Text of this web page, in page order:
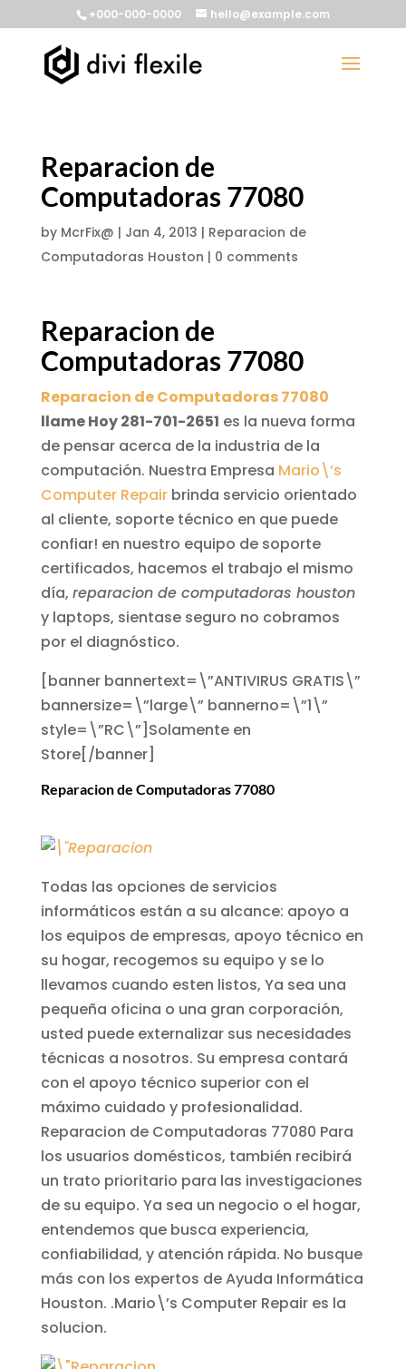
+000-000-0000 hello@example.com
Reparacion de
Computadoras 77080
by McrFix@ | Jan 4, 2013 | Reparacion de
Computadoras Houston | 0 comments
Reparacion de
Computadoras 77080
Reparacion de Computadoras 77080
llame Hoy 281-701-2651 es la nueva forma
de pensar acerca de la industria de la
computación. Nuestra Empresa Mario\’s
Computer Repairbrinda servicio orientado
al cliente, soporte técnico en que puede
confiar! en nuestro equipo de soporte
certificados, hacemos el trabajo el mismo
día, reparacion de computadoras houston
y laptops, sientase seguro no cobramos
por el diagnóstico.
[banner bannertext=\”ANTIVIRUS GRATIS\”
bannersize=\”large\” bannerno=\”1\”
style=\”RC\”]Solamente en
Store[/banner]
Reparacion de Computadoras 77080
Todas las opciones de servicios
informáticos están a su alcance: apoyo a
los equipos de empresas, apoyo técnico en
su hogar, recogemos su equipo y se lo
llevamos cuando esten listos, Ya sea una
pequeña oficina o una gran corporación,
usted puede externalizar sus necesidades
técnicas a nosotros. Su empresa contará
con el apoyo técnico superior con el
máximo cuidado y profesionalidad.
Reparacion de Computadoras 77080 Para
los usuarios domésticos, también recibirá
un trato prioritario para las investigaciones
de su equipo. Ya sea un negocio o el hogar,
entendemos que busca experiencia,
confiabilidad, y atención rápida. No busque
más con los expertos de Ayuda Informática
Houston. .Mario\’s Computer Repair es la
solucion.